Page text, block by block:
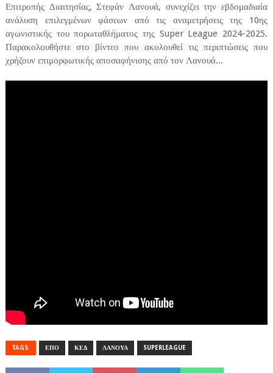
Επιτροπής Διαιτησίας, Στεφάν Λανουά, συνεχίζει την εβδομαδιαία
ανάλυση επιλεγμένων φάσεων από τις αναμετρήσεις της 10ης
αγωνιστικής του πορωταθλήματος της Super League 2024-2025.
Παρακολουθήστε στο βίντεο που ακολουθεί τις περιπτώσεις που
χρήζουν επιμορφωτικής αποσαφήνισης από τον Λανουά...
TAGS: ΕΠΟ ΚΕΔ ΛΑΝΟΥΑ SUPERLEAGUE